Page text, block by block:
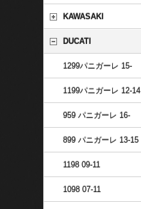
KAWASAKI
DUCATI
1299パニガーレ 15-
1199パニガーレ 12-14
959 パニガーレ 16-
899 パニガーレ 13-15
1198 09-11
1098 07-11